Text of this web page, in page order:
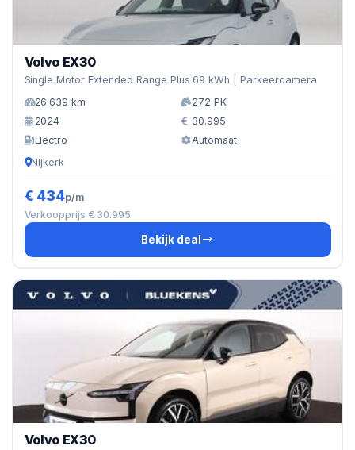
Volvo EX30
Single Motor Extended Range Plus 69 kWh | Parkeercamera
26.639 km
272 PK
2024
30.995
Electro
Automaat
Nijkerk
€ 434p/m
Verkoopprijs € 30.995
Bekijk deal
Volvo EX30